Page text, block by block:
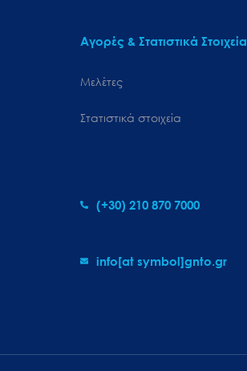
Αγορές & Στατιστικά Στοιχεία
Μελέτες
Στατιστικά στοιχεία
(+30) 210 870 7000
info[at symbol]gnto.gr